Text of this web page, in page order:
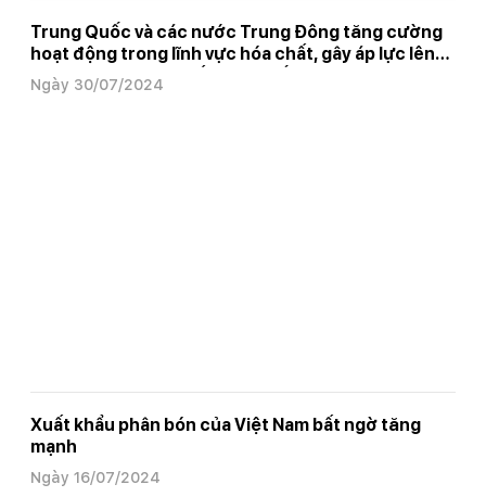
Trung Quốc và các nước Trung Đông tăng cường
hoạt động trong lĩnh vực hóa chất, gây áp lực lên
công nghiệp hóa chất Hàn Quốc
Ngày 30/07/2024
Xuất khẩu phân bón của Việt Nam bất ngờ tăng
mạnh
Ngày 16/07/2024